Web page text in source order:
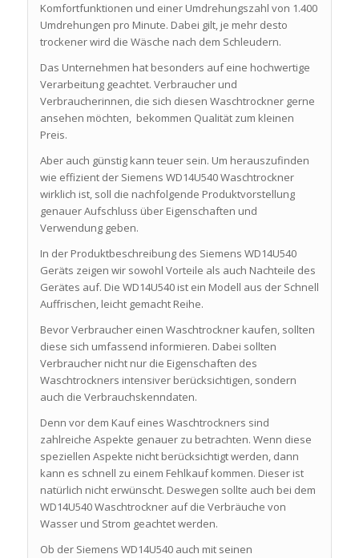
Komfortfunktionen und einer Umdrehungszahl von 1.400
Umdrehungen pro Minute. Dabei gilt, je mehr desto
trockener wird die Wäsche nach dem Schleudern.
Das Unternehmen hat besonders auf eine hochwertige
Verarbeitung geachtet. Verbraucher und
Verbraucherinnen, die sich diesen Waschtrockner gerne
ansehen möchten, bekommen Qualität zum kleinen
Preis.
Aber auch günstig kann teuer sein. Um herauszufinden
wie effizient der Siemens WD14U540 Waschtrockner
wirklich ist, soll die nachfolgende Produktvorstellung
genauer Aufschluss über Eigenschaften und
Verwendung geben.
In der Produktbeschreibung des Siemens WD14U540
Geräts zeigen wir sowohl Vorteile als auch Nachteile des
Gerätes auf. Die WD14U540 ist ein Modell aus der Schnell
Auffrischen, leicht gemacht Reihe.
Bevor Verbraucher einen Waschtrockner kaufen, sollten
diese sich umfassend informieren. Dabei sollten
Verbraucher nicht nur die Eigenschaften des
Waschtrockners intensiver berücksichtigen, sondern
auch die Verbrauchskenndaten.
Denn vor dem Kauf eines Waschtrockners sind
zahlreiche Aspekte genauer zu betrachten. Wenn diese
speziellen Aspekte nicht berücksichtigt werden, dann
kann es schnell zu einem Fehlkauf kommen. Dieser ist
natürlich nicht erwünscht. Deswegen sollte auch bei dem
WD14U540 Waschtrockner auf die Verbräuche von
Wasser und Strom geachtet werden.
Ob der Siemens WD14U540 auch mit seinen